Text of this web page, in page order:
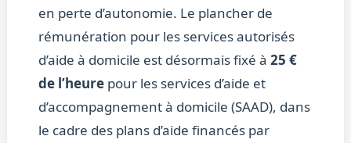
en perte d’autonomie. Le plancher de
rémunération pour les services autorisés
d’aide à domicile est désormais fixé à 25 €
de l’heurepour les services d’aide et
d’accompagnement à domicile (SAAD), dans
le cadre des plans d’aide financés par